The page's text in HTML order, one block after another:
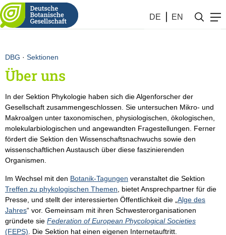
DE EN
DBG
DBG · Sektionen
Über uns
In der Sektion Phykologie haben sich die Algenforscher der
Gesellschaft zusammengeschlossen. Sie untersuchen Mikro- und
Makroalgen unter taxonomischen, physiologischen, ökologischen,
molekularbiologischen und angewandten Fragestellungen. Ferner
fördert die Sektion den Wissenschaftsnachwuchs sowie den
wissenschaftlichen Austausch über diese faszinierenden
Organismen.
Im Wechsel mit den Botanik-Tagungen veranstaltet die Sektion
Treffen zu phykologischen Themen , bietet Ansprechpartner für die
Presse, und stellt der interessierten Öffentlichkeit die „ Alge des
Jahres“ vor. Gemeinsam mit ihren Schwesterorganisationen
gründete sie Federation of European Phycological Societies
(FEPS) . Die Sektion hat einen eigenen Internetauftritt.